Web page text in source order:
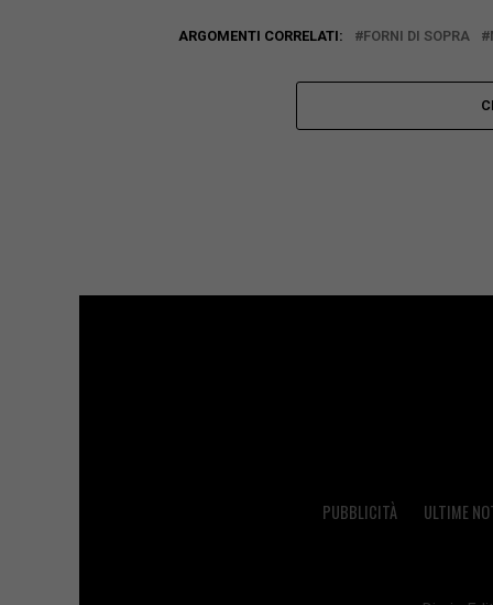
ARGOMENTI CORRELATI: FORNI DI SOPRA
PUBBLICITÀ ULTIME